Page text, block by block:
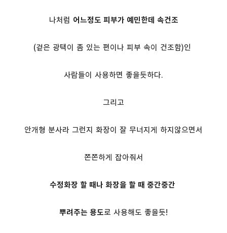
나처럼 어느정도 피부가 예민한데 속건조
(겉은 광택이 좀 있는 편이나 피부 속이 건조함)인
사람들이 사용하면 좋을듯하다.
그리고
안개형 분사라 그런지 화장이 잘 무너지게 하지않으면서
쫀쫀하게 잡아줘서
수정화장 할 때나 화장을 할 때 중간중간
뿌려주는 용도로 사용해도 좋을듯!